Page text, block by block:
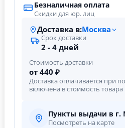
Безналичная оплата
Скидки для юр. лиц
Доставка в:Москва
Срок доставки
2 - 4 дней
Стоимость доставки
от 440 ₽
Доставка оплачивается при
включена в стоимость товара
Пункты выдачи в г.
Посмотреть на карте